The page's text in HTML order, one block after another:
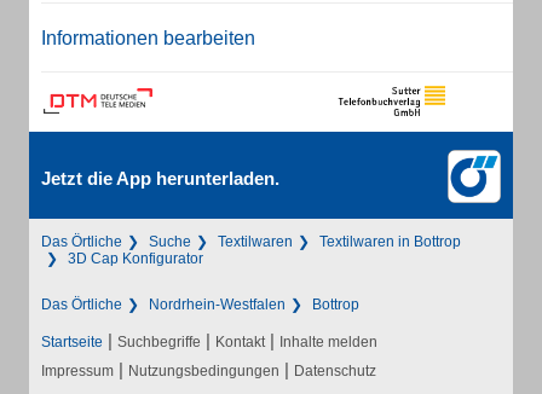
Informationen bearbeiten
Jetzt die App herunterladen.
Das Örtliche Suche Textilwaren
Textilwaren in Bottrop
3D Cap Konfigurator
Das Örtliche Nordrhein-Westfalen Bottrop
Startseite | Suchbegriffe | Kontakt | Inhalte melden
Impressum | Nutzungsbedingungen | Datenschutz